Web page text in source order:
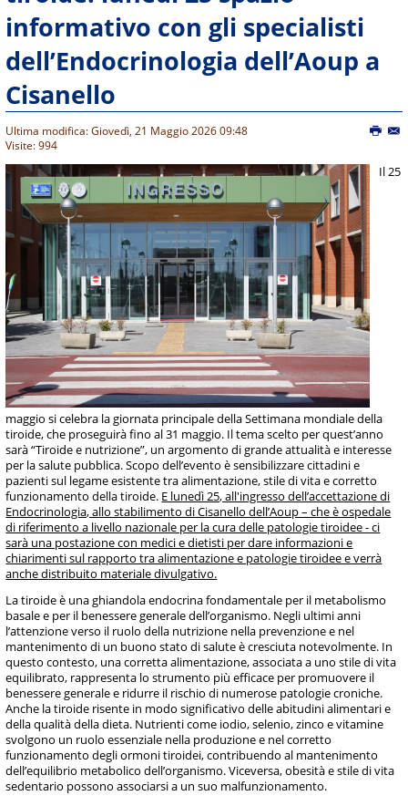
informativo con gli specialisti
dell’Endocrinologia dell’Aoup a
Cisanello
Ultima modifica: Giovedì, 21 Maggio 2026 09:48
Visite: 994
Il 25
maggio si celebra la giornata principale della Settimana mondiale della
tiroide, che proseguirà fino al 31 maggio. Il tema scelto per quest’anno
sarà “Tiroide e nutrizione”, un argomento di grande attualità e interesse
per la salute pubblica. Scopo dell’evento è sensibilizzare cittadini e
pazienti sul legame esistente tra alimentazione, stile di vita e corretto
funzionamento della tiroide. E lunedì 25, all'ingresso dell’accettazione di
Endocrinologia, allo stabilimento di Cisanello dell’Aoup – che è ospedale
di riferimento a livello nazionale per la cura delle patologie tiroidee - ci
sarà una postazione con medici e dietisti per dare informazioni e
chiarimenti sul rapporto tra alimentazione e patologie tiroidee e verrà
anche distribuito materiale divulgativo.
La tiroide è una ghiandola endocrina fondamentale per il metabolismo
basale e per il benessere generale dell’organismo. Negli ultimi anni
l’attenzione verso il ruolo della nutrizione nella prevenzione e nel
mantenimento di un buono stato di salute è cresciuta notevolmente. In
questo contesto, una corretta alimentazione, associata a uno stile di vita
equilibrato, rappresenta lo strumento più efficace per promuovere il
benessere generale e ridurre il rischio di numerose patologie croniche.
Anche la tiroide risente in modo significativo delle abitudini alimentari e
della qualità della dieta. Nutrienti come iodio, selenio, zinco e vitamine
svolgono un ruolo essenziale nella produzione e nel corretto
funzionamento degli ormoni tiroidei, contribuendo al mantenimento
dell’equilibrio metabolico dell’organismo. Viceversa, obesità e stile di vita
sedentario possono associarsi a un suo malfunzionamento.